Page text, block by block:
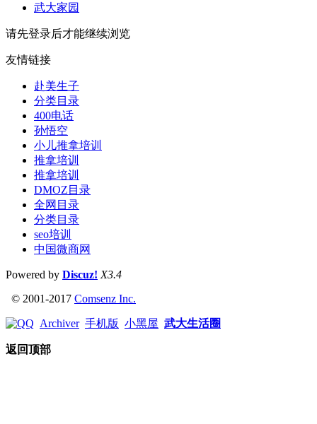
武大家园
请先登录后才能继续浏览
友情链接
赴美生子
分类目录
400电话
孙悟空
小儿推拿培训
推拿培训
推拿培训
DMOZ目录
全网目录
分类目录
seo培训
中国微商网
Powered by Discuz! X3.4
© 2001-2017 Comsenz Inc.
Archiver 手机版 小黑屋 武大生活圈
返回顶部